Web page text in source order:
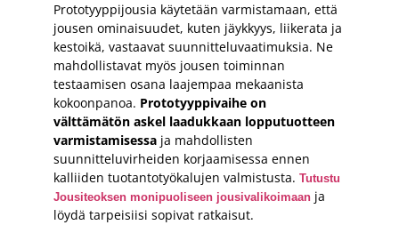
Prototyyppijousia käytetään varmistamaan, että
jousen ominaisuudet, kuten jäykkyys, liikerata ja
kestoikä, vastaavat suunnitteluvaatimuksia. Ne
mahdollistavat myös jousen toiminnan
testaamisen osana laajempaa mekaanista
kokoonpanoa. Prototyyppivaihe on
välttämätön askel laadukkaan lopputuotteen
varmistamisessa ja mahdollisten
suunnitteluvirheiden korjaamisessa ennen
kalliiden tuotantotyökalujen valmistusta. Tutustu
Jousiteoksen monipuoliseen jousivalikoimaan ja
löydä tarpeisiisi sopivat ratkaisut.